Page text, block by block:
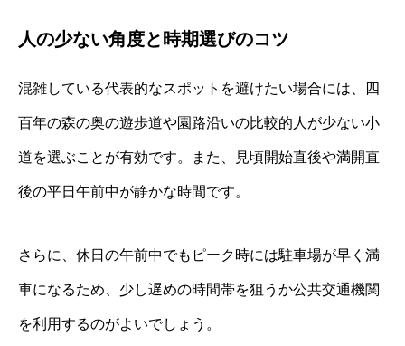
人の少ない角度と時期選びのコツ
混雑している代表的なスポットを避けたい場合には、四
百年の森の奥の遊歩道や園路沿いの比較的人が少ない小
道を選ぶことが有効です。また、見頃開始直後や満開直
後の平日午前中が静かな時間です。
さらに、休日の午前中でもピーク時には駐車場が早く満
車になるため、少し遅めの時間帯を狙うか公共交通機関
を利用するのがよいでしょう。